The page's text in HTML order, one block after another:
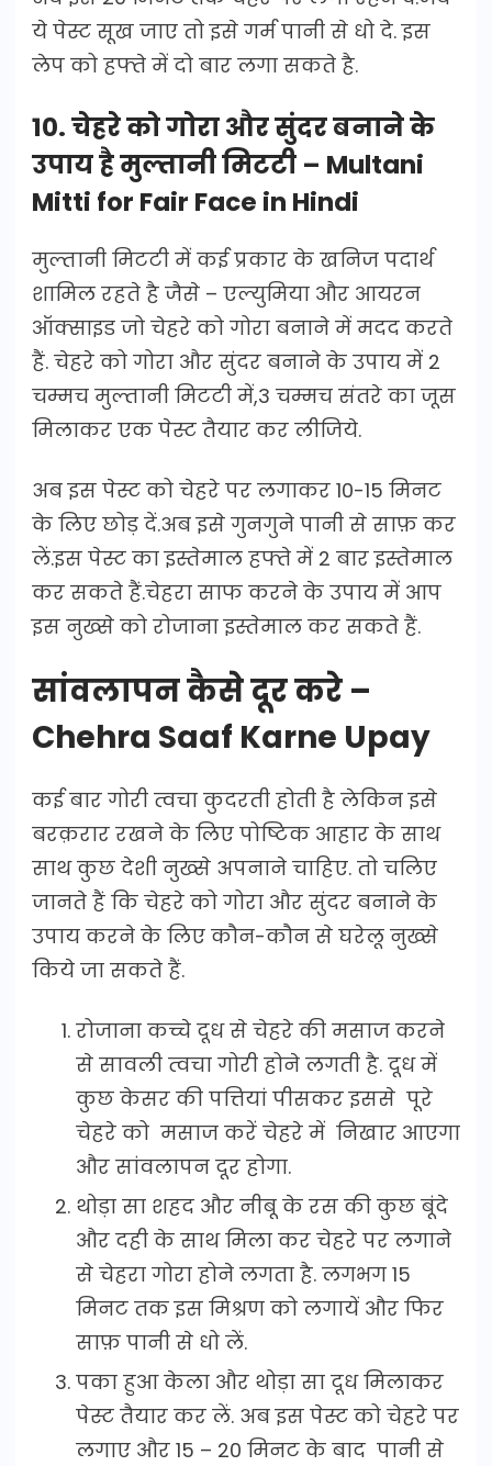
ये पेस्ट सूख जाए तो इसे गर्म पानी से धो दे. इस
लेप को हफ्ते में दो बार लगा सकते है.
10. चेहरे को गोरा और सुंदर बनाने के
उपाय है मुल्तानी मिटटी – Multani
Mitti for Fair Face in Hindi
मुल्तानी मिटटी में कई प्रकार के खनिज पदार्थ
शामिल रहते है जैसे – एल्युमिया और आयरन
ऑक्साइड जो चेहरे को गोरा बनाने में मदद करते
हैं. चेहरे को गोरा और सुंदर बनाने के उपाय में 2
चम्मच मुल्तानी मिटटी में,3 चम्मच संतरे का जूस
मिलाकर एक पेस्ट तैयार कर लीजिये.
अब इस पेस्ट को चेहरे पर लगाकर 10-15 मिनट
के लिए छोड़ दें.अब इसे गुनगुने पानी से साफ़ कर
लें.इस पेस्ट का इस्तेमाल हफ्ते में 2 बार इस्तेमाल
कर सकते हैं.चेहरा साफ करने के उपाय में आप
इस नुख्से को रोजाना इस्तेमाल कर सकते हैं.
सांवलापन कैसे दूर करे –
Chehra Saaf Karne Upay
कई बार गोरी त्वचा कुदरती होती है लेकिन इसे
बरक़रार रखने के लिए पोष्टिक आहार के साथ
साथ कुछ देशी नुख्से अपनाने चाहिए. तो चलिए
जानते हैं कि चेहरे को गोरा और सुंदर बनाने के
उपाय करने के लिए कौन-कौन से घरेलू नुख्से
किये जा सकते हैं.
रोजाना कच्चे दूध से चेहरे की मसाज करने
से सावली त्वचा गोरी होने लगती है. दूध में
कुछ केसर की पत्तियां पीसकर इससे पूरे
चेहरे को मसाज करें चेहरे में निखार आएगा
और सांवलापन दूर होगा.
थोड़ा सा शहद और नीबू के रस की कुछ बूंदे
और दही के साथ मिला कर चेहरे पर लगाने
से चेहरा गोरा होने लगता है. लगभग 15
मिनट तक इस मिश्रण को लगायें और फिर
साफ़ पानी से धो लें.
पका हुआ केला और थोड़ा सा दूध मिलाकर
पेस्ट तैयार कर लें. अब इस पेस्ट को चेहरे पर
लगाए और 15 – 20 मिनट के बाद पानी से